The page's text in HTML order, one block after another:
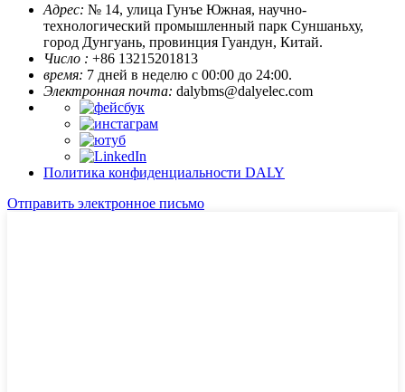
Адрес: № 14, улица Гунъе Южная, научно-
технологический промышленный парк Суншаньху,
город Дунгуань, провинция Гуандун, Китай.
Число : +86 13215201813
время: 7 дней в неделю с 00:00 до 24:00.
Электронная почта: dalybms@dalyelec.com
Политика конфиденциальности DALY
Отправить электронное письмо